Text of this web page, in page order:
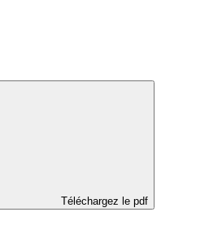
Téléchargez le pdf